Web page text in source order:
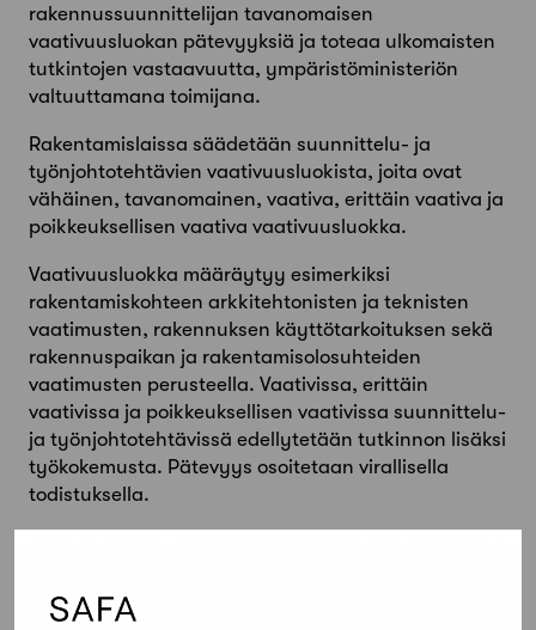
rakennussuunnittelijan tavanomaisen
vaativuusluokan pätevyyksiä ja toteaa ulkomaisten
tutkintojen vastaavuutta, ympäristöministeriön
valtuuttamana toimijana.
Rakentamislaissa säädetään suunnittelu- ja
työnjohtotehtävien vaativuusluokista, joita ovat
vähäinen, tavanomainen, vaativa, erittäin vaativa ja
poikkeuksellisen vaativa vaativuusluokka.
Vaativuusluokka määräytyy esimerkiksi
rakentamiskohteen arkkitehtonisten ja teknisten
vaatimusten, rakennuksen käyttötarkoituksen sekä
rakennuspaikan ja rakentamisolosuhteiden
vaatimusten perusteella. Vaativissa, erittäin
vaativissa ja poikkeuksellisen vaativissa suunnittelu-
ja työnjohtotehtävissä edellytetään tutkinnon lisäksi
työkokemusta. Pätevyys osoitetaan virallisella
todistuksella.
Rakennussuunnittelun tavanomaisen